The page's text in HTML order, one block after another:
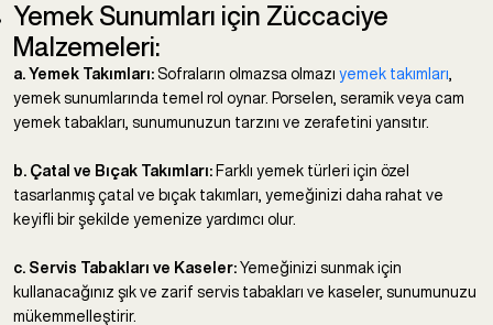
Yemek Sunumları için Züccaciye
Malzemeleri:
a. Yemek Takımları: Sofraların olmazsa olmazı yemek takımları
yemek sunumlarında temel rol oynar. Porselen, seramik veya cam
yemek tabakları, sunumunuzun tarzını ve zerafetini yansıtır.
b. Çatal ve Bıçak Takımları: Farklı yemek türleri için özel
tasarlanmış çatal ve bıçak takımları, yemeğinizi daha rahat ve
keyifli bir şekilde yemenize yardımcı olur.
c. Servis Tabakları ve Kaseler: Yemeğinizi sunmak için
kullanacağınız şık ve zarif servis tabakları ve kaseler, sunumunuzu
mükemmelleştirir.